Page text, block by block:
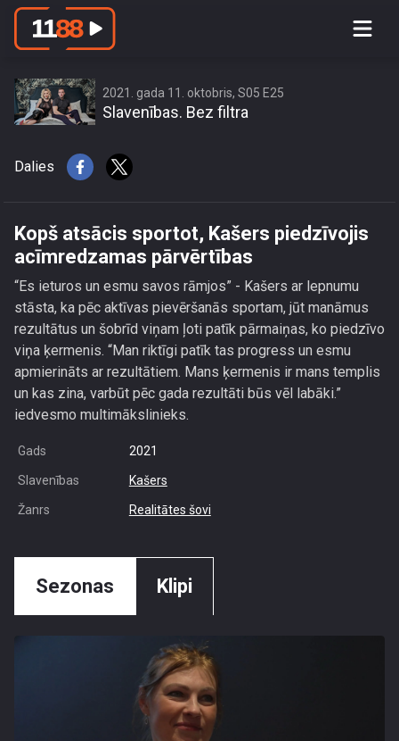
Kopš atsācis sportot, Kašers
2021. gada 11. oktobris, S05 E25
Slavenības. Bez filtra
Dalies
Kopš atsācis sportot, Kašers piedzīvojis
acīmredzamas pārvērtības
“Es ieturos un esmu savos rāmjos” - Kašers ar lepnumu
stāsta, ka pēc aktīvas pievēršanās sportam, jūt manāmus
rezultātus un šobrīd viņam ļoti patīk pārmaiņas, ko piedzīvo
viņa ķermenis. “Man riktīgi patīk tas progress un esmu
apmierināts ar rezultātiem. Mans ķermenis ir mans templis
un kas zina, varbūt pēc gada rezultāti būs vēl labāki.”
iedvesmo multimākslinieks.
Gads 2021
Slavenības Kašers
Žanrs Realitātes šovi
Sezonas Klipi